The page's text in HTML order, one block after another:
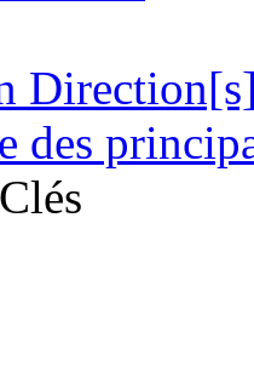
des